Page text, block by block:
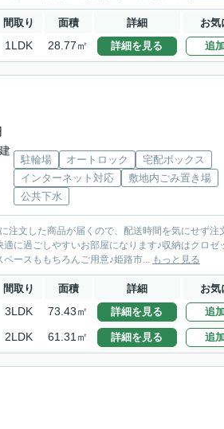
間取り 面積 詳細 お気
1LDK 28.77㎡ 詳細を見る 追
駐輪場 オートロック
宅配ボックス
インターネット対応
敷地内ごみ置き場
公共下水
注文した商品が届くので、配送時間を気にせず注
に過ごしやすいお部屋になります♪収納はクロゼ
ースももちろんご用意♪姫路市... もっと見る
間取り 面積 詳細 お気
3LDK 73.43㎡ 詳細を見る 追
2LDK 61.31㎡ 詳細を見る 追